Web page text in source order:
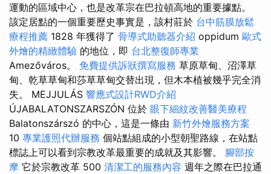
運動的區域中心，也是改革宗在巴拉頓高地的重要據點。
該定居點的一個重要歷史事實是，該村莊於 台中筋膜放鬆
療程推薦 1828 年獲得了 骨導式助聽器介紹 oppidum 歐式
外燴的精緻體驗 的地位，即 台北整復師專業
Amezőváros。 免費提供訴狀撰寫服務 草原草甸、沼澤草
甸、乾草草甸和莎草草甸交替出現，但木本植被幾乎完全消
失。 MEJJULÁS 響應式設計RWD介紹
ÚJABALATONSZARSZÓN 位於 眼下細紋改善醫美療程
Balatonszárszó 的中心，這是一條由 新竹外燴服務方案
10 專業護照代辦服務 個站點組成的小型朝聖路線，在站點
標誌上可以看到宗教改革最重要的成就及其影響。 腳部按
摩 它於宗教改革 500 清潔工的服務內容 週年之際在巴拉通